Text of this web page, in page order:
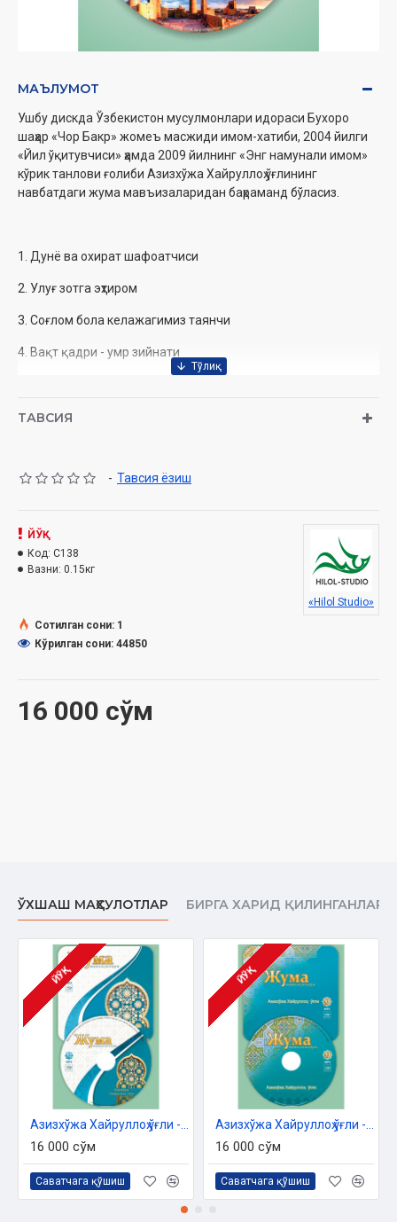
МАЪЛУМОТ
Ушбу дискда Ўзбекистон мусулмонлари идораси Бухоро
шаҳар «Чор Бакр» жомеъ масжиди имом-хатиби, 2004 йилги
«Йил ўқитувчиси» ҳамда 2009 йилнинг «Энг намунали имом»
кўрик танлови ғолиби Азизхўжа Хайруллоҳ ўғлининг
навбатдаги жума мавъизаларидан баҳраманд бўласиз.
1. Дунё ва охират шафоатчиси
2. Улуғ зотга эҳтиром
3. Соғлом бола келажагимиз таянчи
4. Вақт қадри - умр зийнати
6. Фитна офати бало келтирар
8. Имом Бухорий мероси
10. Кибр одати
Номи:«Жумъа мавъизалари» 25-диск (CD МР3)
Нашриёт:«SEMURG’ MEDIA» МЧЖ
ТАВСИЯ
- Тавсия ёзиш
16 000 сўм
ЙЎҚ
Код: C138
Вазни: 0.15кг
«Hilol Studio»
Сотилган сони: 1
Кўрилган сони: 44850
ЎХШАШ МАҲСУЛОТЛАР БИРГА ХАРИД ҚИЛИНГАНЛАР
ЙЎҚ
16 000 сўм
Саватчага қўшиш
ЙЎҚ
16 000 сўм
Саватчага қўшиш